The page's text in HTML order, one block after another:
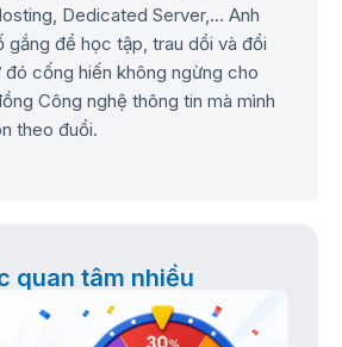
Dedicated Server,... Anh
gắng để học tập, trau dồi và đổi
đó cống hiến không ngừng cho
Công nghệ thông tin mà mình
theo đuổi.
quan tâm nhiều